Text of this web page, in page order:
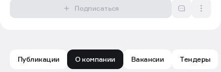
Подписаться
Публикации О компании Вакансии Тендеры